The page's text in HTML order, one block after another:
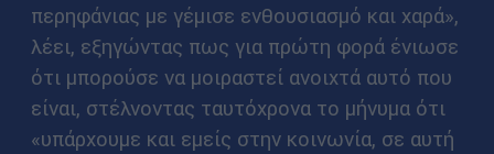
περηφάνιας με γέμισε ενθουσιασμό και χαρά»,
λέει, εξηγώντας πως για πρώτη φορά ένιωσε
ότι μπορούσε να μοιραστεί ανοιχτά αυτό που
είναι, στέλνοντας ταυτόχρονα το μήνυμα ότι
«υπάρχουμε και εμείς στην κοινωνία, σε αυτή